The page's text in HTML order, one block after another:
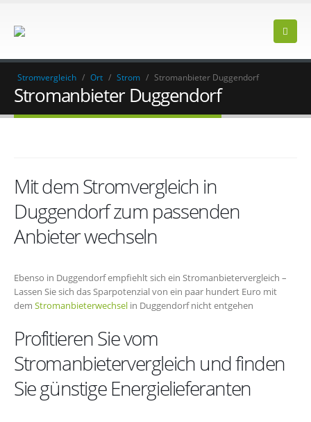
Stromvergleich / Ort / Strom / Stromanbieter Duggendorf
Stromanbieter Duggendorf
Mit dem Stromvergleich in
Duggendorf zum passenden
Anbieter wechseln
Ebenso in Duggendorf empfiehlt sich ein Stromanbietervergleich –
Lassen Sie sich das Sparpotenzial von ein paar hundert Euro mit
dem Stromanbieterwechsel in Duggendorf nicht entgehen
Profitieren Sie vom
Stromanbietervergleich und finden
Sie günstige Energielieferanten